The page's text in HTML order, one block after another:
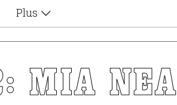
Plus
Αφιερώματα
Ζώδια
ΜΙΑ ΝΕΑ